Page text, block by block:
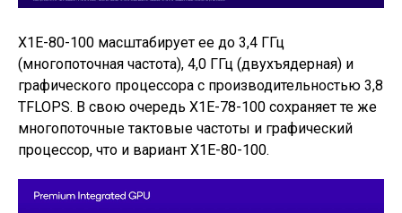
X1E-80-100 масштабирует ее до 3,4 ГГц
(многопоточная частота), 4,0 ГГц (двухъядерная) и
графического процессора с производительностью 3,8
TFLOPS. В свою очередь X1E-78-100 сохраняет те же
многопоточные тактовые частоты и графический
процессор, что и вариант X1E-80-100.